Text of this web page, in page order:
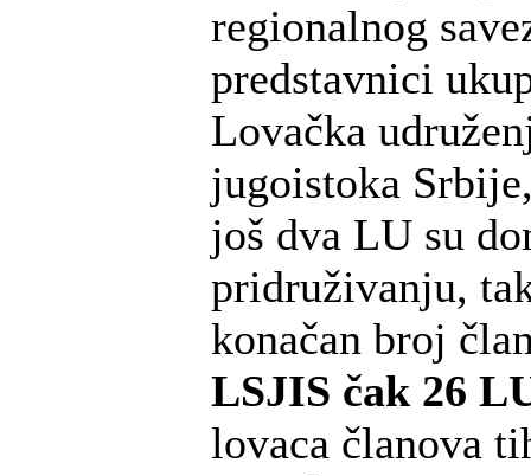
regionalnog
predstavnici
Lovačka
jugoistoka
još dva LU su
pridruživanju,
konačan broj
LSJIS čak 26
lovaca članova